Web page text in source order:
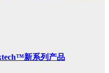
新系列产品